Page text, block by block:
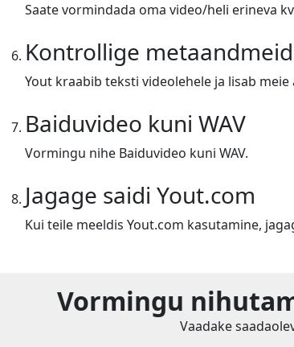
Saate vormindada oma video/heli erineva
Kontrollige metaandmeid
Yout kraabib teksti videolehele ja lisab
Baiduvideo kuni WAV
Vormingu nihe Baiduvideo kuni WAV.
Jagage saidi Yout.com
Kui teile meeldis Yout.com kasutamine,
Vormingu
Vaadake